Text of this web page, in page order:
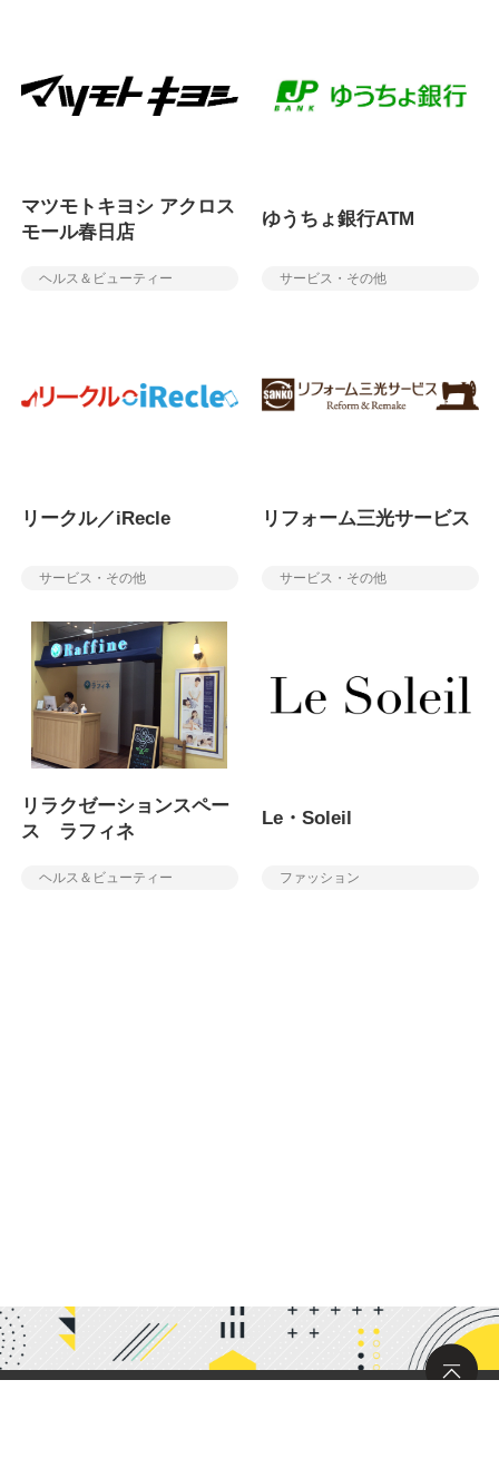
マツモトキヨシ アクロス
モール春日店
ヘルス＆ビューティー
ゆうちょ銀行ATM
サービス・その他
リークル／iRecle
サービス・その他
リフォーム三光サービス
サービス・その他
リラクゼーションスペー
ス ラフィネ
ヘルス＆ビューティー
Le・Soleil
ファッション